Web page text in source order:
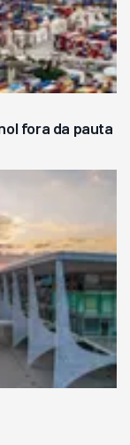
fora da pauta